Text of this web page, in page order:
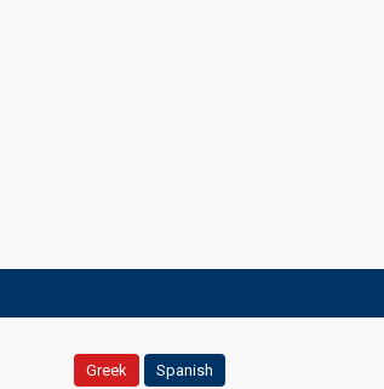
Greek Spanish